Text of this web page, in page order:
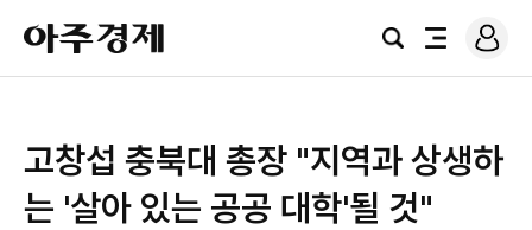
아
주
경
검
전
로
그
고창섭 충북대 총장 "지역과 상생하
는 '살아 있는 공공 대학'될 것"